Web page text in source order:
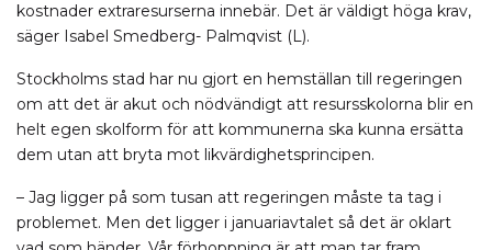
kostnader extraresurserna innebär. Det är väldigt höga krav,
säger Isabel Smedberg- Palmqvist (L).
Stockholms stad har nu gjort en hemställan till regeringen
om att det är akut och nödvändigt att resursskolorna blir en
helt egen skolform för att kommunerna ska kunna ersätta
dem utan att bryta mot likvärdighetsprincipen.
– Jag ligger på som tusan att regeringen måste ta tag i
problemet. Men det ligger i januariavtalet så det är oklart